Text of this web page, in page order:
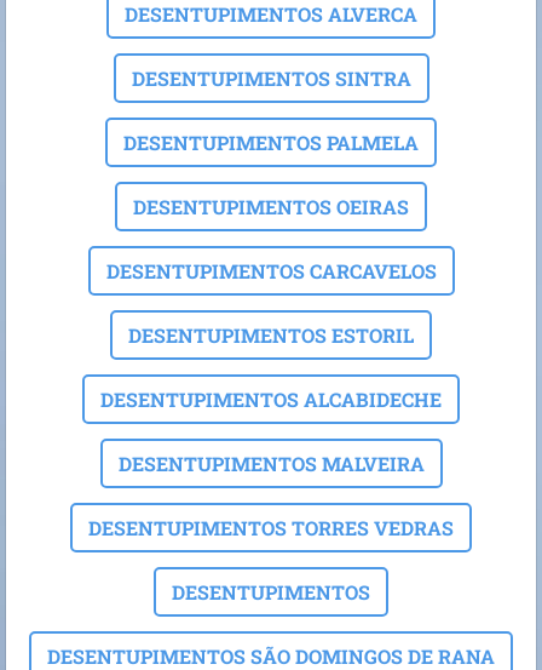
DESENTUPIMENTOS ALVERCA
DESENTUPIMENTOS SINTRA
DESENTUPIMENTOS PALMELA
DESENTUPIMENTOS OEIRAS
DESENTUPIMENTOS CARCAVELOS
DESENTUPIMENTOS ESTORIL
DESENTUPIMENTOS ALCABIDECHE
DESENTUPIMENTOS MALVEIRA
DESENTUPIMENTOS TORRES VEDRAS
DESENTUPIMENTOS
DESENTUPIMENTOS SÃO DOMINGOS DE RANA